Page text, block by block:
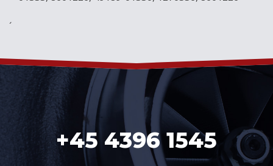
´
+45 4396 1545